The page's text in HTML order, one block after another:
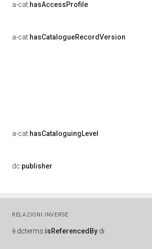
a-cat:hasAccessProfile
a-cat:hasCatalogueRecordVersion
a-cat:hasCataloguingLevel
dc:publisher
RELAZIONI INVERSE
è dcterms:isReferencedBy di